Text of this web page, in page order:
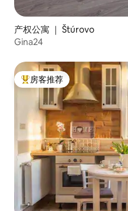
产权公寓 ｜ Štúrovo
Gina24
热门「房客推荐」
房客推荐